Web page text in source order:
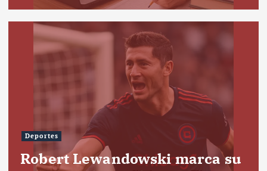
Deportes
Robert Lewandowski marca su